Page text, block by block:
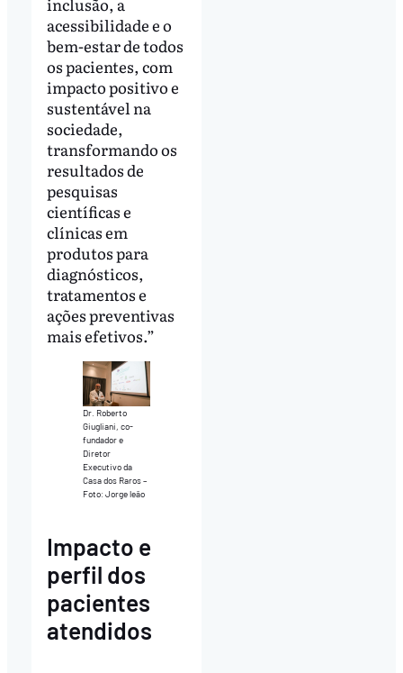
acessibilidade e o
bem-estar de todos
os pacientes, com
impacto positivo e
sustentável na
sociedade,
transformando os
resultados de
pesquisas
científicas e
clínicas em
produtos para
diagnósticos,
tratamentos e
ações preventivas
mais efetivos.”
Dr. Roberto
Giugliani, co-
fundador e
Diretor
Executivo da
Casa dos Raros –
Foto: Jorge leão
Impacto e
perfil dos
pacientes
atendidos